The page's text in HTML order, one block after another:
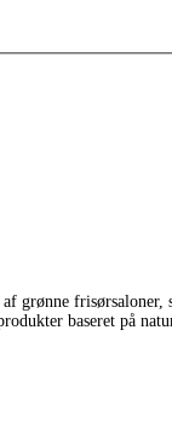
grønne
baseret på